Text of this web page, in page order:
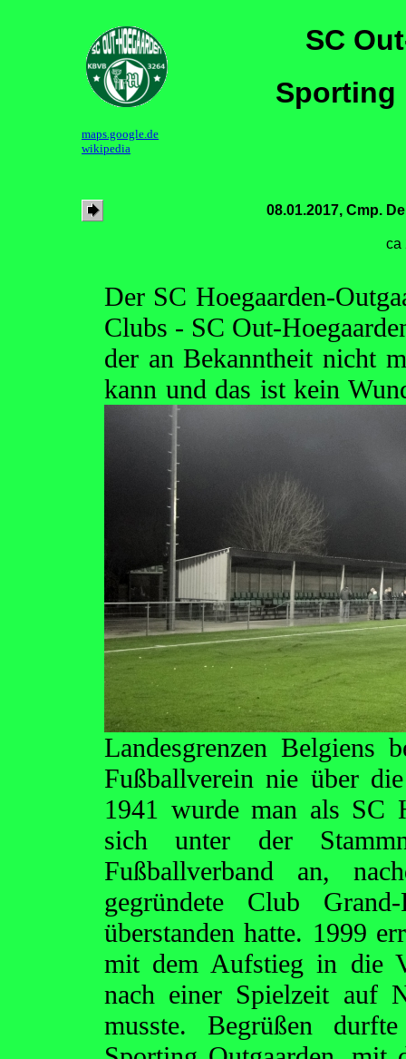
SC
Sporting
maps.google.de
wikipedia
08.01.2017, Cmp.
ca
Der SC Hoegaarden-
Clubs - SC Out-
der an Bekanntheit nicht
kann und das ist kein
Landesgrenzen Belgiens
Fußballverein nie über
1941 wurde man als SC
sich unter der
Fußballverband an,
gegründete Club
überstanden hatte. 1999
mit dem Aufstieg in die
nach einer Spielzeit auf
musste. Begrüßen